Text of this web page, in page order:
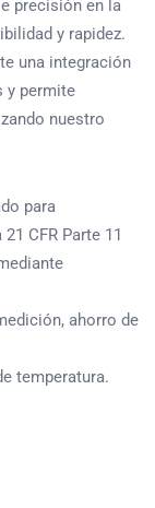
precisión en la
y rapidez.
una integración
y permite
nuestro
para
21 CFR Parte 11
ahorro de
temperatura.